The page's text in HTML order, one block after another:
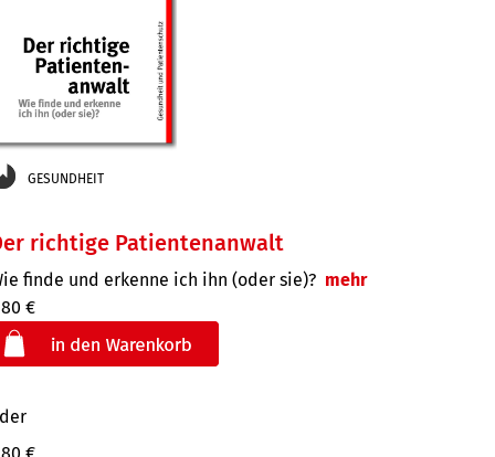
GESUNDHEIT
richtige Patientenanwalt
finde und erkenne ich ihn (oder sie)? mehr
€
€